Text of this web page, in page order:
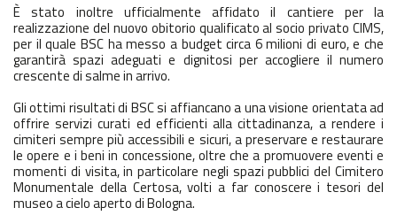
È stato inoltre ufficialmente affidato il cantiere per la
realizzazione del nuovo obitorio qualificato al socio privato CIMS,
per il quale BSC ha messo a budget circa 6 milioni di euro, e che
garantirà spazi adeguati e dignitosi per accogliere il numero
crescente di salme in arrivo.
Gli ottimi risultati di BSC si affiancano a una visione orientata ad
offrire servizi curati ed efficienti alla cittadinanza, a rendere i
cimiteri sempre più accessibili e sicuri, a preservare e restaurare
le opere e i beni in concessione, oltre che a promuovere eventi e
momenti di visita, in particolare negli spazi pubblici del Cimitero
Monumentale della Certosa, volti a far conoscere i tesori del
museo a cielo aperto di Bologna.